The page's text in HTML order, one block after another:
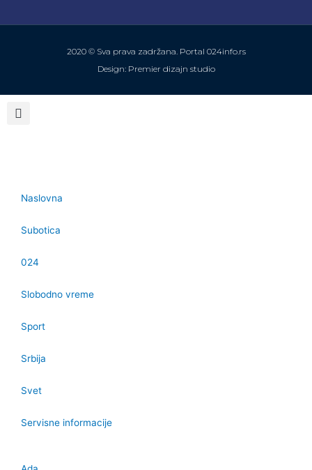
2020 © Sva prava zadržana. Portal 024info.rs
Design: Premier dizajn studio
Naslovna
Subotica
024
Slobodno vreme
Sport
Srbija
Svet
Servisne informacije